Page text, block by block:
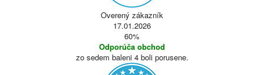
Overený zákazník
17.01.2026
60%
Odporúča obchod
zo sedem baleni 4 boli porusene.